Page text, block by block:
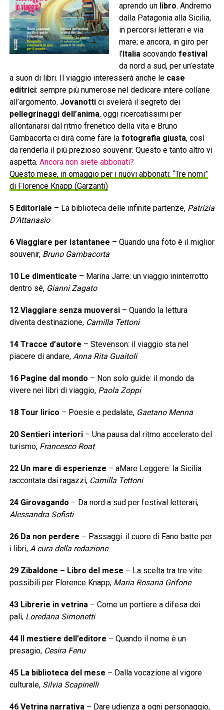
aprendo un libro. Andremo
dalla Patagonia alla Sicilia,
in percorsi letterari e via
mare; e ancora, in giro per
l’Italiascovando festival
da nord a sud, per un’estate
a suon di libri. Il viaggio interesserà anche le case
editrici: sempre più numerose nel dedicare intere collane
all’argomento. Jovanottici svelerà il segreto dei
pellegrinaggi dell’anima, oggi ricercatissimi per
allontanarsi dal ritmo frenetico della vita e Bruno
Gambacorta ci dirà come fare la fotografia giusta, così
da renderla il più prezioso souvenir. Questo e tanto altro vi
aspetta. Ancora non siete abbonati?
Questo mese, in omaggio per i nuovi abbonati: “Tre nomi”
di Florence Knapp (Garzanti)
5 Editoriale – La biblioteca delle infinite partenze, Patrizia
D’Attanasio
6 Viaggiare per istantanee – Quando una foto è il miglior
souvenir, Bruno Gambacorta
10 Le dimenticate – Marina Jarre: un viaggio ininterrotto
dentro sé, Gianni Zagato
12 Viaggiare senza muoversi– Quando la lettura
diventa destinazione, Camilla Tettoni
14 Tracce d’autore – Stevenson: il viaggio sta nel
piacere di andare, Anna Rita Guaitoli
16 Pagine dal mondo – Non solo guide: il mondo da
vivere nei libri di viaggio, Paola Zoppi
18 Tour lirico – Poesie e pedalate, Gaetano Menna
20 Sentieri interiori– Una pausa dal ritmo accelerato del
turismo, Francesco Roat
22 Un mare di esperienze – aMare Leggere: la Sicilia
raccontata dai ragazzi, Camilla Tettoni
24 Girovagando – Da nord a sud per festival letterari,
Alessandra Sofisti
26 Da non perdere – Passaggi: il cuore di Fano batte per
i libri, A cura della redazione
29 Zibaldone – Libro del mese – La scelta tra tre vite
possibili per Florence Knapp, Maria Rosaria Grifone
43 Librerie in vetrina– Come un portiere a difesa dei
pali, Loredana Simonetti
44 Il mestiere dell’editore – Quando il nome è un
presagio, Cesira Fenu
45 La biblioteca del mese – Dalla vocazione al vigore
culturale, Silvia Scapinelli
46 Vetrina narrativa– Dare udienza a ogni personaggio,